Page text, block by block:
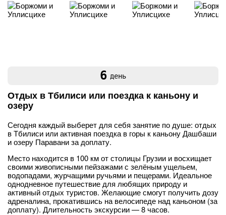
6 день
Отдых в Тбилиси или поездка к каньону и
озеру
Сегодня каждый выберет для себя занятие по душе: отдых
в Тбилиси или активная поездка в горы к каньону Дашбаши
и озеру Паравани за доплату.
Место находится в 100 км от столицы Грузии и восхищает
своими живописными пейзажами с зелёным ущельем,
водопадами, журчащими ручьями и пещерами. Идеальное
однодневное путешествие для любящих природу и
активный отдых туристов. Желающие смогут получить дозу
адреналина, прокатившись на велосипеде над каньоном (за
доплату). Длительность экскурсии — 8 часов.